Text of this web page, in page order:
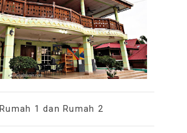
Rumah 1 dan Rumah 2